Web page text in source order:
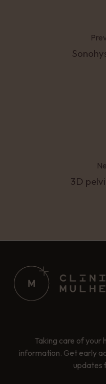
3D
Taking care of your
information. Get early
updates